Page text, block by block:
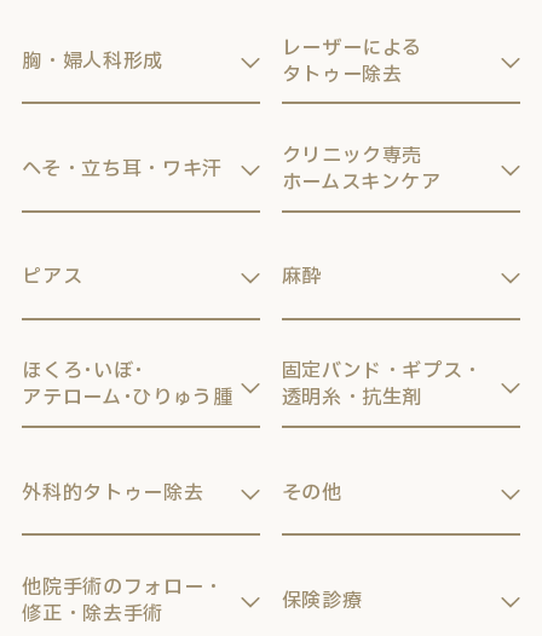
胸・婦人科形成
へそ・立ち耳・ワキ汗
ピアス
ほくろ･いぼ･
アテローム･ひりゅう腫
外科的タトゥー除去
他院手術のフォロー・
修正・除去手術
レーザーによる
タトゥー除去
クリニック専売
ホームスキンケア
麻酔
固定バンド・ギプス・
透明糸・抗生剤
その他
保険診療